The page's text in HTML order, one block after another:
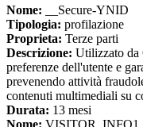
Nome: __Secure-YNID
Tipologia: profilazione
Proprieta: Terze parti
Descrizione: Utilizzato da
preferenze dell'utente e
prevenendo attività
contenuti multimediali su
Durata: 13 mesi